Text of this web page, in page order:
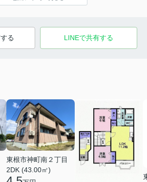
る LINEで共有する
東根市神町南２丁目
2DK (43.00㎡)